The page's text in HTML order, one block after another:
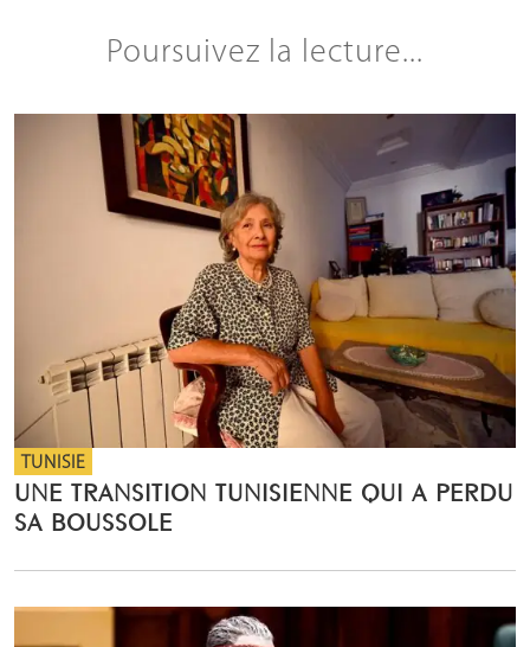
Poursuivez la lecture...
TUNISIE
UNE TRANSITION TUNISIENNE QUI A PERDU
SA BOUSSOLE